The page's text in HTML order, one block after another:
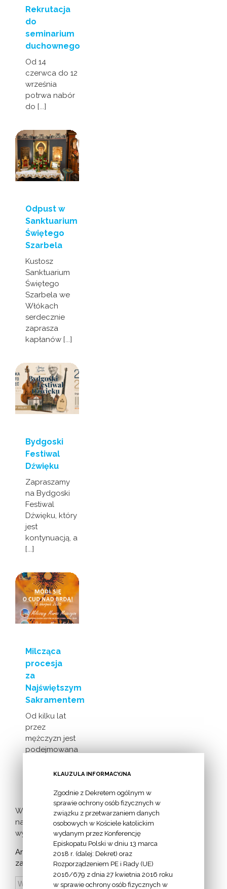
Rekrutacja
do
seminarium
duchownego
Od 14
czerwca do 12
września
potrwa nabór
do [...]
Odpust w
Sanktuarium
Świętego
Szarbela
Kustosz
Sanktuarium
Świętego
Szarbela we
Włókach
serdecznie
zaprasza
kapłanów [...]
Bydgoski
Festiwal
Dźwięku
Zapraszamy
na Bydgoski
Festiwal
Dźwięku, który
jest
kontynuacją, a
[...]
Milcząca
procesja
za
Najświętszym
Sakramentem
Od kilku lat
przez
mężczyzn jest
podejmowana
milczącej [...]
Więcej
nadchodzących
wydarzeń >
Archiwum
zapowiedzi:
KLAUZULA INFORMACYJNA
Zgodnie z Dekretem ogólnym w
sprawie ochrony osób fizycznych w
związku z przetwarzaniem danych
osobowych w Kościele katolickim
wydanym przez Konferencję
Episkopatu Polski w dniu 13 marca
2018 r. (dalej: Dekret) oraz
Rozporządzeniem PE i Rady (UE)
2016/679 z dnia 27 kwietnia 2016 roku
w sprawie ochrony osób fizycznych w